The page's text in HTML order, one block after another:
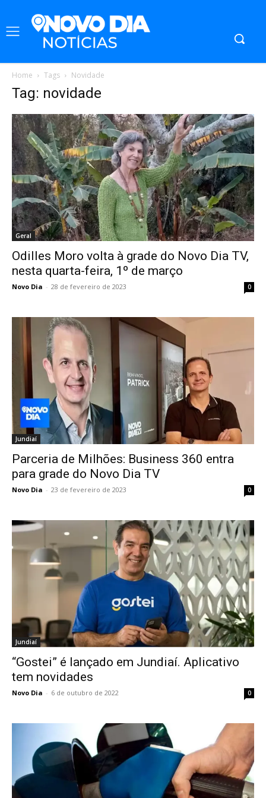
Home Tags Novidade
Tag: novidade
Geral
Odilles Moro volta à grade do Novo Dia TV,
nesta quarta-feira, 1º de março
Novo Dia - 28 de fevereiro de 2023 0
Jundiaí
Parceria de Milhões: Business 360 entra
para grade do Novo Dia TV
Novo Dia - 23 de fevereiro de 2023 0
Jundiaí
“Gostei” é lançado em Jundiaí. Aplicativo
tem novidades
Novo Dia - 6 de outubro de 2022 0